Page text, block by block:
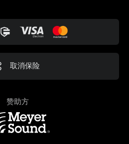
取消保险
赞助方